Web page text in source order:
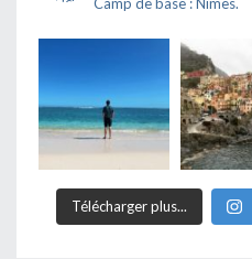
Télécharger plus...